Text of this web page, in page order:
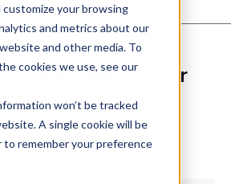
your browsing
and metrics about our
and other media. To
cookies we use, see our
won’t be tracked
A single cookie will be
to remember your preference
Site Recovery y por
para mi